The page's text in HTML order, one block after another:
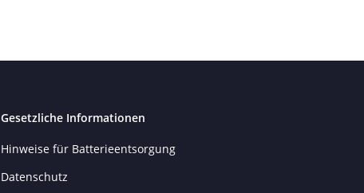
Gesetzliche Informationen
Hinweise für Batterieentsorgung
Datenschutz